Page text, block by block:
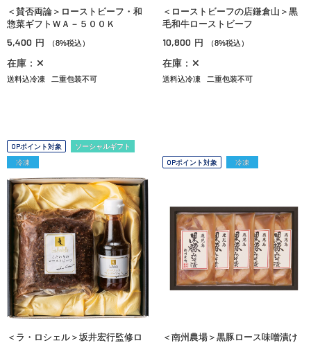
＜賛否両論＞ローストビーフ・和
惣菜ギフトＷＡ－５００Ｋ
5,400 円 （8%税込）
在庫：✕
送料込冷凍 二重包装不可
＜ローストビーフの店鎌倉山＞黒
毛和牛ローストビーフ
10,800 円 （8%税込）
在庫：✕
送料込冷凍 二重包装不可
OPポイント対象
ソーシャルギフト
冷凍
＜ラ・ロシェル＞坂井宏行監修ロ
OPポイント対象 冷凍
＜南州農場＞黒豚ロース味噌漬け